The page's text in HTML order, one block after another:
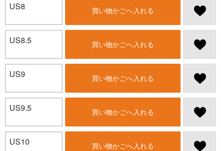
US8 買い物かごへ入れる
US8.5 買い物かごへ入れる
US9 買い物かごへ入れる
US9.5 買い物かごへ入れる
US10 買い物かごへ入れる